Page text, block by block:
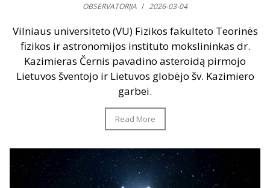
OBSERVATORIJA / 2026-03-04
Vilniaus universiteto (VU) Fizikos fakulteto Teorinės
fizikos ir astronomijos instituto mokslininkas dr.
Kazimieras Černis pavadino asteroidą pirmojo
Lietuvos šventojo ir Lietuvos globėjo šv. Kazimiero
garbei.
Read More